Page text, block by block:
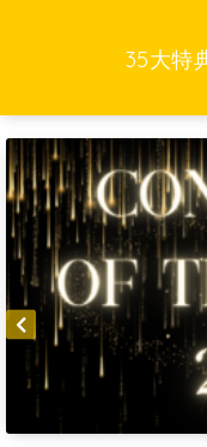
35大特